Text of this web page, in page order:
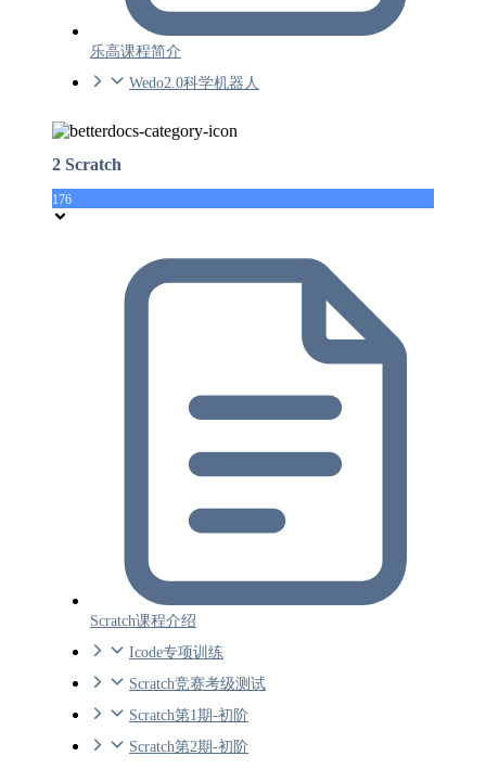
乐高课程简介
Wedo2.0科学机器人
2 Scratch
176
Scratch课程介绍
Icode专项训练
Scratch竞赛考级测试
Scratch第1期-初阶
Scratch第2期-初阶